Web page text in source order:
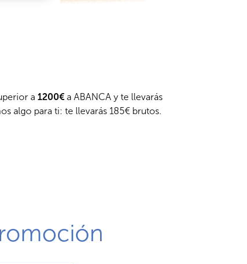
a 1200€ a ABANCA y te llevarás
algo para ti: te llevarás 185€ brutos.